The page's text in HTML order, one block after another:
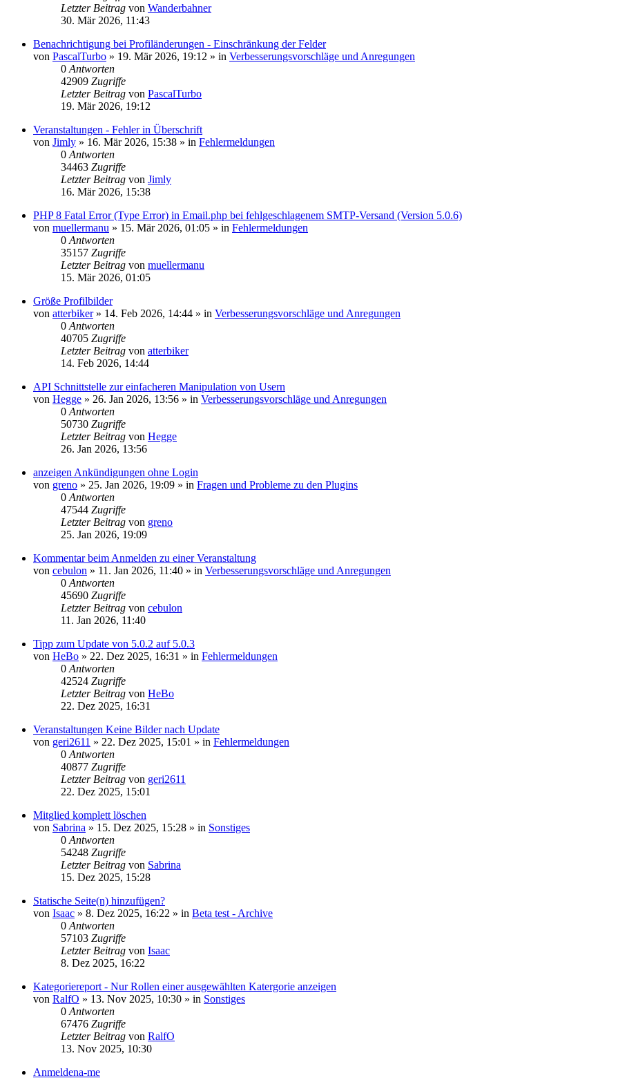
Letzter Beitrag von Wanderbahner
30. Mär 2026, 11:43
Benachrichtigung bei Profiländerungen - Einschränkung der Felder
von PascalTurbo » 19. Mär 2026, 19:12 » in Verbesserungsvorschläge und Anregungen
0 Antworten
42909 Zugriffe
Letzter Beitrag von PascalTurbo
19. Mär 2026, 19:12
Veranstaltungen - Fehler in Überschrift
von Jimly » 16. Mär 2026, 15:38 » in Fehlermeldungen
0 Antworten
34463 Zugriffe
Letzter Beitrag von Jimly
16. Mär 2026, 15:38
PHP 8 Fatal Error (Type Error) in Email.php bei fehlgeschlagenem SMTP-Versand (Version 5.0.6)
von muellermanu » 15. Mär 2026, 01:05 » in Fehlermeldungen
0 Antworten
35157 Zugriffe
Letzter Beitrag von muellermanu
15. Mär 2026, 01:05
Größe Profilbilder
von atterbiker» 14. Feb 2026, 14:44 » in Verbesserungsvorschläge und Anregungen
0 Antworten
40705 Zugriffe
Letzter Beitrag von atterbiker
14. Feb 2026, 14:44
API Schnittstelle zur einfacheren Manipulation von Usern
von Hegge » 26. Jan 2026, 13:56 » in Verbesserungsvorschläge und Anregungen
0 Antworten
50730 Zugriffe
Letzter Beitrag von Hegge
26. Jan 2026, 13:56
anzeigen Ankündigungen ohne Login
von greno » 25. Jan 2026, 19:09 » in Fragen und Probleme zu den Plugins
0 Antworten
47544 Zugriffe
Letzter Beitrag von greno
25. Jan 2026, 19:09
Kommentar beim Anmelden zu einer Veranstaltung
von cebulon » 11. Jan 2026, 11:40 » in Verbesserungsvorschläge und Anregungen
0 Antworten
45690 Zugriffe
Letzter Beitrag von cebulon
11. Jan 2026, 11:40
Tipp zum Update von 5.0.2 auf 5.0.3
von HeBo » 22. Dez 2025, 16:31 » in Fehlermeldungen
0 Antworten
42524 Zugriffe
Letzter Beitrag von HeBo
22. Dez 2025, 16:31
Veranstaltungen Keine Bilder nach Update
von geri2611 » 22. Dez 2025, 15:01 » in Fehlermeldungen
0 Antworten
40877 Zugriffe
Letzter Beitrag von geri2611
22. Dez 2025, 15:01
Mitglied komplett löschen
von Sabrina » 15. Dez 2025, 15:28 » in Sonstiges
0 Antworten
54248 Zugriffe
Letzter Beitrag von Sabrina
15. Dez 2025, 15:28
Statische Seite(n) hinzufügen?
von Isaac » 8. Dez 2025, 16:22 » in Beta test - Archive
0 Antworten
57103 Zugriffe
Letzter Beitrag von Isaac
8. Dez 2025, 16:22
Kategoriereport - Nur Rollen einer ausgewählten Katergorie anzeigen
von RalfO » 13. Nov 2025, 10:30 » in Sonstiges
0 Antworten
67476 Zugriffe
Letzter Beitrag von RalfO
13. Nov 2025, 10:30
Anmeldena-me